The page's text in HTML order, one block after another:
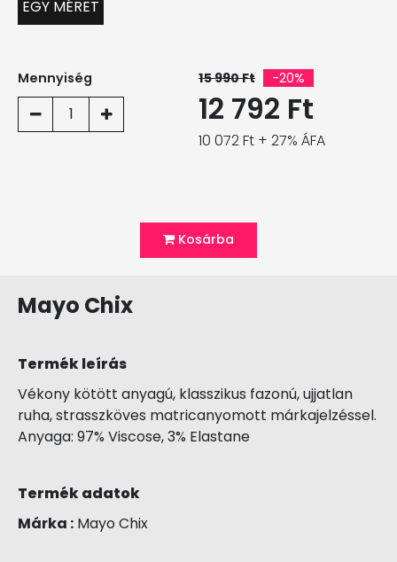
EGY MÉRET
Mennyiség
1
15 990 Ft -20%
12 792 Ft
10 072 Ft + 27% ÁFA
Kosárba
Mayo Chix
Termék leírás
Vékony kötött anyagú, klasszikus fazonú, ujjatlan
ruha, strasszköves matricanyomott márkajelzéssel.
Anyaga: 97% Viscose, 3% Elastane
Termék adatok
Márka : Mayo Chix